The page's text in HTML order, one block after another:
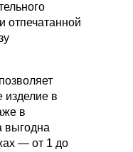
отпечатанной
позволяет
изделие в
в
выгодна
— от 1 до